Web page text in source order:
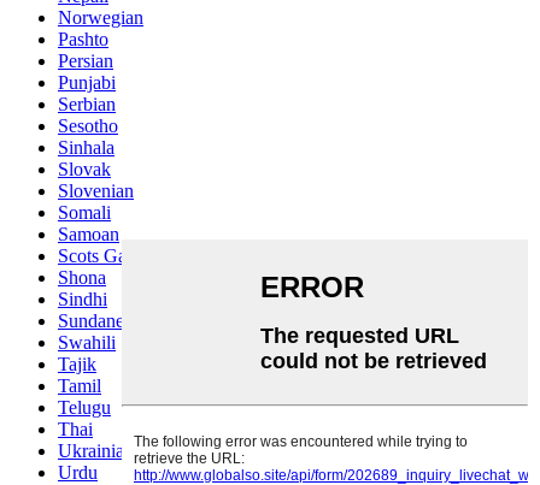
Norwegian
Pashto
Persian
Punjabi
Serbian
Sesotho
Sinhala
Slovak
Slovenian
Somali
Samoan
Scots Gaelic
Shona
Sindhi
Sundanese
Swahili
Tajik
Tamil
Telugu
Thai
Ukrainian
Urdu